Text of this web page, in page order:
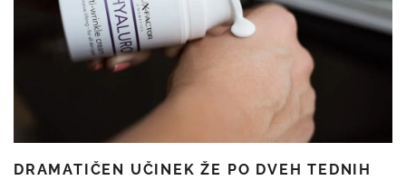
DRAMATIČEN UČINEK ŽE PO DVEH TEDNIH